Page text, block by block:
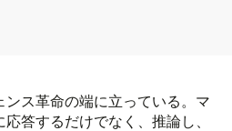
ス革命の端に立っている。マ
答するだけでなく、推論し、